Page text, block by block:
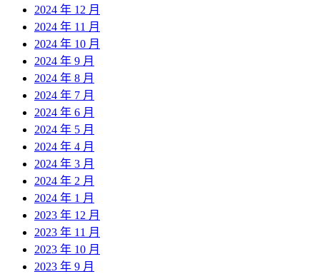
2024 年 12 月
2024 年 11 月
2024 年 10 月
2024 年 9 月
2024 年 8 月
2024 年 7 月
2024 年 6 月
2024 年 5 月
2024 年 4 月
2024 年 3 月
2024 年 2 月
2024 年 1 月
2023 年 12 月
2023 年 11 月
2023 年 10 月
2023 年 9 月